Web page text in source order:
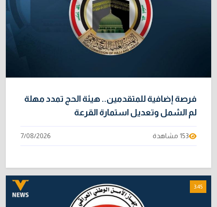
فرصة إضافية للمتقدمين.. هيئة الحج تمدد مهلة
لم الشمل وتعديل استمارة القرعة
153 مشاهدة 7/08/2026
3:45